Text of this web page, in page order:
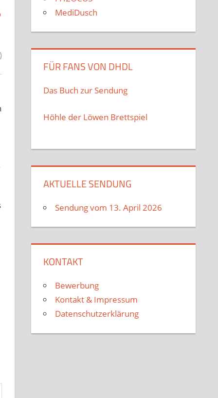
MediDusch
FÜR FANS VON DHDL
Das Buch zur Sendung
Höhle der Löwen Brettspiel
AKTUELLE SENDUNG
Sendung vom 13. April 2026
KONTAKT
Bewerbung
Kontakt & Impressum
Datenschutzerklärung